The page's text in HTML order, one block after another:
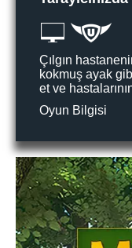
Çılgın
kokmuş ayak
et ve
Oyun Bilgisi